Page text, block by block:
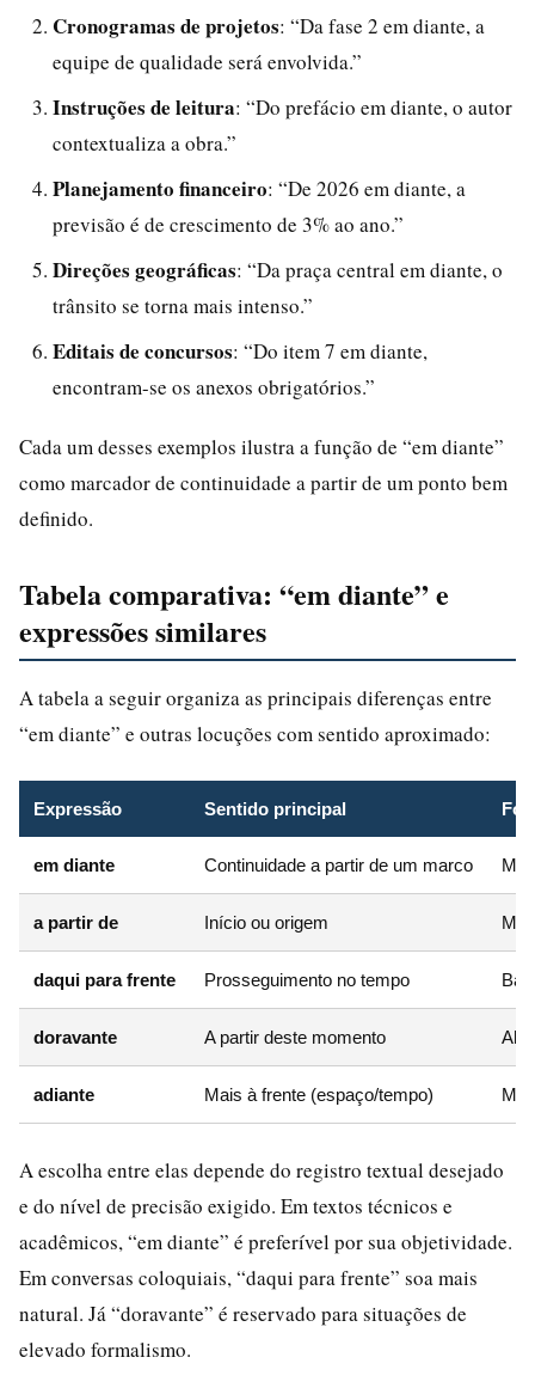
Cronogramas de projetos: “Da fase 2 em diante, a
equipe de qualidade será envolvida.”
Instruções de leitura: “Do prefácio em diante, o autor
contextualiza a obra.”
Planejamento financeiro: “De 2026 em diante, a
previsão é de crescimento de 3% ao ano.”
Direções geográficas: “Da praça central em diante, o
trânsito se torna mais intenso.”
Editais de concursos: “Do item 7 em diante,
encontram-se os anexos obrigatórios.”
Cada um desses exemplos ilustra a função de “em diante”
como marcador de continuidade a partir de um ponto bem
definido.
Tabela comparativa: “em diante” e
expressões similares
A tabela a seguir organiza as principais diferenças entre
“em diante” e outras locuções com sentido aproximado:
Expressão Sentido principal
em diante Continuidade a partir de um marco
a partir de Início ou origem
daqui para frente Prosseguimento no tempo
doravante A partir deste momento
adiante Mais à frente (espaço/tempo)
A escolha entre elas depende do registro textual desejado
e do nível de precisão exigido. Em textos técnicos e
acadêmicos, “em diante” é preferível por sua objetividade.
Em conversas coloquiais, “daqui para frente” soa mais
natural. Já “doravante” é reservado para situações de
elevado formalismo.